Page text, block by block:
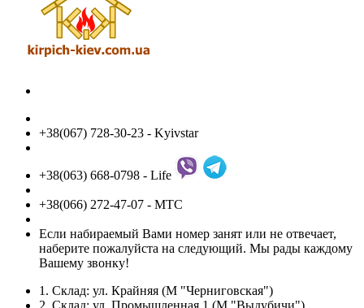
+38(067) 728-30-23 - Kyivstar
+38(063) 668-0798 - Life
+38(066) 272-47-07 - МТС
Если набираемый Вами номер занят или не отвечает,
наберите пожалуйста на следующий. Мы рады каждому
Вашему звонку!
1. Склад: ул. Крайняя (М "Черниговская")
2. Склад: ул. Промышленная 1 (М "Выдубичи")